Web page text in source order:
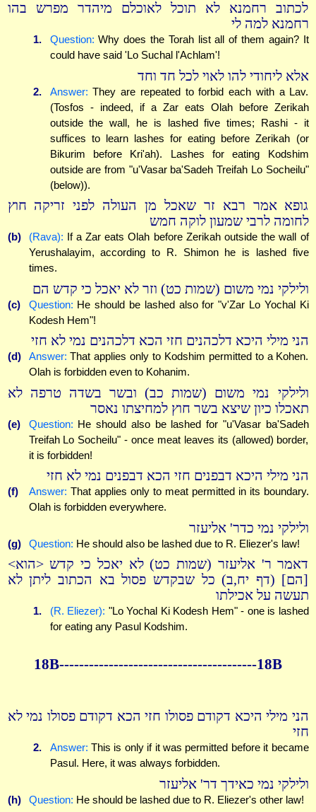
לכתוב רחמנא לא תוכל לאוכלם מיהדר מפרש בהו
רחמנא למה לי
1. Question: Why does the Torah list all of them again? It
could have said 'Lo Suchal l'Achlam'!
אלא ליחודי להו לאוי לכל חד וחד
2. Answer: They are repeated to forbid each with a Lav.
(Tosfos - indeed, if a Zar eats Olah before Zerikah
outside the wall, he is lashed five times; Rashi - it
suffices to learn lashes for eating before Zerikah (or
Bikurim before Kri'ah). Lashes for eating Kodshim
outside are from "u'Vasar ba'Sadeh Treifah Lo Socheilu"
(below)).
גופא אמר רבא זר שאכל מן העולה לפני זריקה חוץ
לחומה לרבי שמעון לוקה חמש
(b) (Rava): If a Zar eats Olah before Zerikah outside the wall of
Yerushalayim, according to R. Shimon he is lashed five
times.
ולילקי נמי משום (שמות כט) וזר לא יאכל כי קדש הם
(c) Question: He should be lashed also for "v'Zar Lo Yochal Ki
Kodesh Hem"!
הני מילי היכא דלכהנים חזי הכא דלכהנים נמי לא חזי
(d) Answer: That applies only to Kodshim permitted to a Kohen.
Olah is forbidden even to Kohanim.
ולילקי נמי משום (שמות כב) ובשר בשדה טרפה לא
תאכלו כיון שיצא בשר חוץ למחיצתו נאסר
(e) Question: He should also be lashed for "u'Vasar ba'Sadeh
Treifah Lo Socheilu" - once meat leaves its (allowed) border,
it is forbidden!
הני מילי היכא דבפנים חזי הכא דבפנים נמי לא חזי
(f) Answer: That applies only to meat permitted in its boundary.
Olah is forbidden everywhere.
ולילקי נמי כדר' אליעזר
(g) Question: He should also be lashed due to R. Eliezer's law!
דאמר ר' אליעזר (שמות כט) לא יאכל כי קדש <הוא>
[הם] (דף יח,ב) כל שבקדש פסול בא הכתוב ליתן לא
תעשה על אכילתו
1. (R. Eliezer): "Lo Yochal Ki Kodesh Hem" - one is lashed
for eating any Pasul Kodshim.
18B----------------------------------------18B
הני מילי היכא דקודם פסולו חזי הכא דקודם פסולו נמי לא
חזי
2. Answer: This is only if it was permitted before it became
Pasul. Here, it was always forbidden.
ולילקי נמי כאידך דר' אליעזר
(h) Question: He should be lashed due to R. Eliezer's other law!